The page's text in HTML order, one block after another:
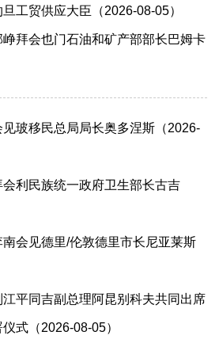
工贸供应大臣（2026-08-05）
拜会也门石油和矿产部部长巴姆卡
玻移民总局局长奥多涅斯（2026-
利民族统一政府卫生部长古吉
会见德里/伦敦德里市长尼亚莱斯
平同吉副总理阿昆别科夫共同出席
式（2026-08-05）